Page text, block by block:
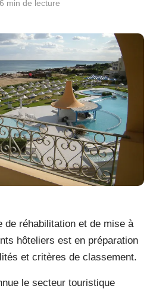
6 min de lecture
de réhabilitation et de mise à
hôteliers est en préparation
et critères de classement.
le secteur touristique